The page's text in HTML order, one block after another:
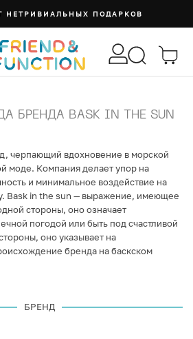
НЕТРИВИАЛЬНЫХ ПОДАРКОВ
БРЕНДА BASK IN THE SUN
черпающий вдохновение в морской
моде. Компания делает упор на
и минимальное воздействие на
Bask in the sun — выражение, имеющее
стороны, оно означает
погодой или быть под счастливой
оно указывает на
бренда на баскском
БРЕНД